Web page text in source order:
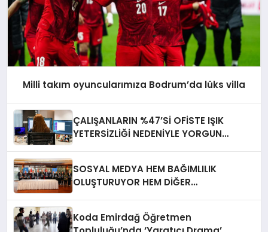
Milli takım oyuncularımıza Bodrum’da lüks villa
ÇALIŞANLARIN %47’Sİ OFİSTE IŞIK
YETERSİZLİĞİ NEDENİYLE YORGUN
SOSYAL MEDYA HEM BAĞIMLILIK
OLUŞTURUYOR HEM DİĞER
Koda Emirdağ Öğretmen